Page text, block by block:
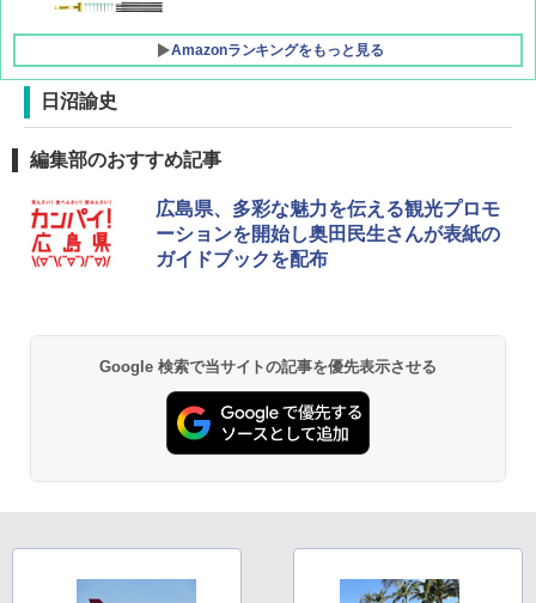
Amazonランキングをもっと見る
日沼諭史
編集部のおすすめ記事
広島県、多彩な魅力を伝える観光プロモ
ーションを開始し奥田民生さんが表紙の
ガイドブックを配布
Google 検索で当サイトの記事を優先表示させる